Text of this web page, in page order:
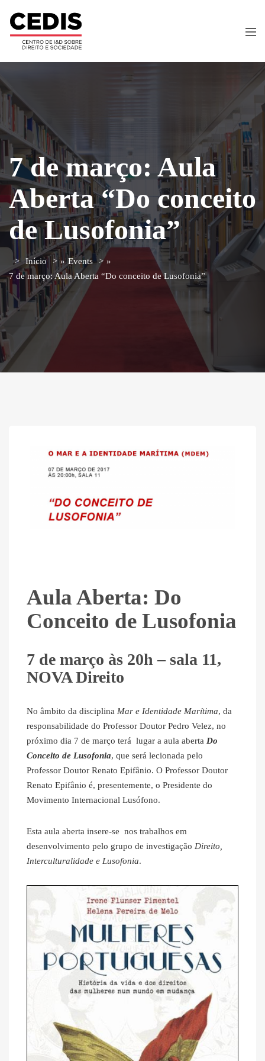
7 de março: Aula
Aberta “Do conceito
de Lusofonia”
Início » Events
»
7 de março: Aula Aberta “Do conceito de Lusofonia”
Aula Aberta: Do
Conceito de Lusofonia
7 de março às 20h – sala 11,
NOVA Direito
No âmbito da disciplina Mar e Identidade Marítima, da
responsabilidade do Professor Doutor Pedro Velez, no
próximo dia 7 de março terá lugar a aula aberta Do
Conceito de Lusofonia, que será lecionada pelo
Professor Doutor Renato Epifânio. O Professor Doutor
Renato Epifânio é, presentemente, o Presidente do
Movimento Internacional Lusófono.
Esta aula aberta insere-se nos trabalhos em
desenvolvimento pelo grupo de investigação Direito,
Interculturalidade e Lusofonia.